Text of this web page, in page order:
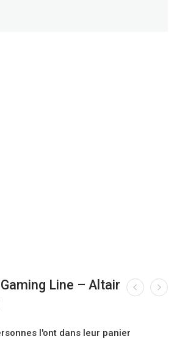
Line – Altair
l'ont dans leur panier